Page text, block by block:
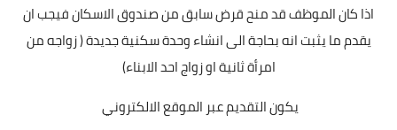
اذا كان الموظف قد منح قرض سابق من صندوق الاسكان فيجب ان
يقدم ما يثبت انه بحاجة الى انشاء وحدة سكنية جديدة ( زواجه من
امرأة ثانية او زواج احد الابناء)
يكون التقديم عبر الموقع الالكتروني